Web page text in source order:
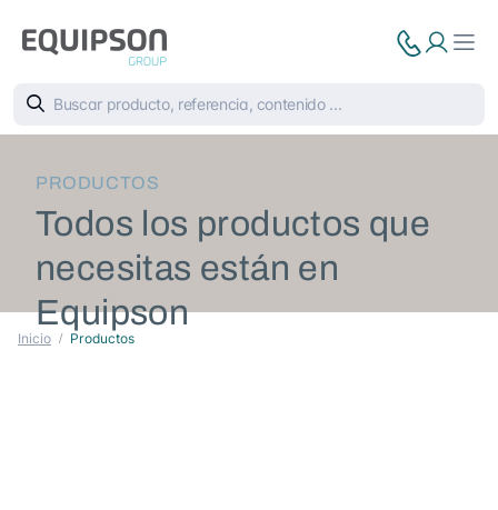
PRODUCTOS
Todos los productos que
necesitas están en
Equipson
Inicio Productos